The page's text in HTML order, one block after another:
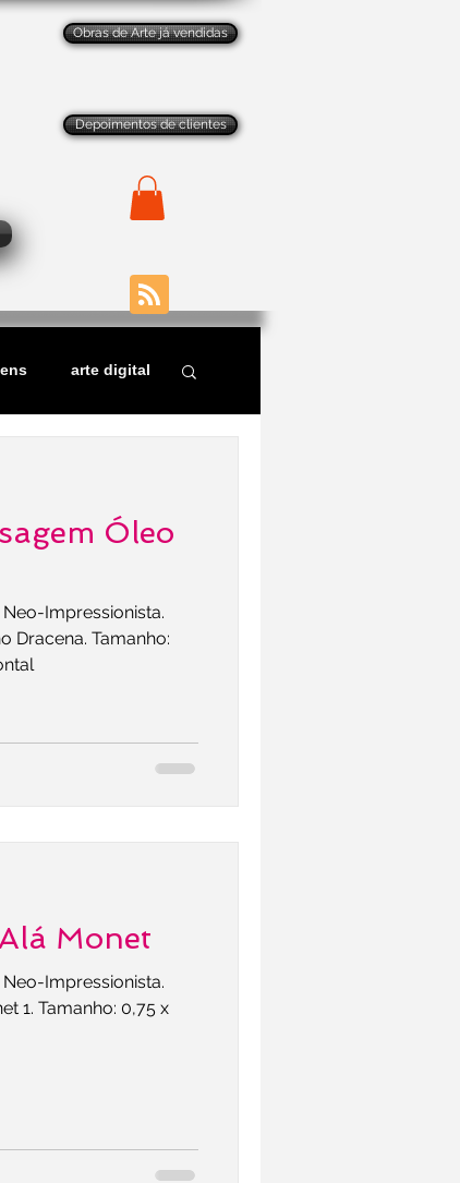
Obras de Arte já vendidas
Depoimentos de clientes
arte digital
Óleo
Neo-Impressionista.
Dracena. Tamanho:
Monet
Neo-Impressionista.
1. Tamanho: 0,75 x